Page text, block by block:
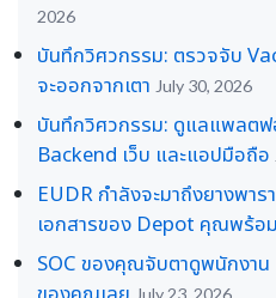
2026
บันทึกวิศวกรรม: ตรวจจับ
จะออกจากเตา July 30, 2026
บันทึกวิศวกรรม: ดูแลแพลตฟ
Backend เว็บ และแอปมือถือ
EUDR กำลังจะมาถึงยางพา
เอกสารของ Depot คุณพร้อ
SOC ของคุณจับตาดูพนักงาน
ของคุณเลย July 23, 2026